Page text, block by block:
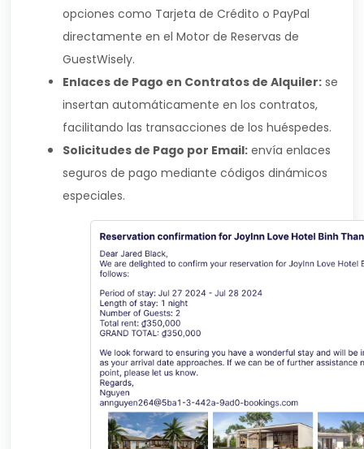
opciones como Tarjeta de Crédito o PayPal
directamente en el Motor de Reservas de
GuestWisely.
Enlaces de Pago en Contratos de Alquiler: se
insertan automáticamente en los contratos,
facilitando las transacciones de los huéspedes.
Solicitudes de Pago por Email: envía enlaces
seguros de pago mediante códigos dinámicos
especiales.